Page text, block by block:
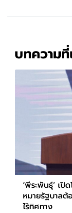
บทความ
‘พีระพันธุ์’ เปิ
หมายรัฐบาล
ไร้ทิศทาง